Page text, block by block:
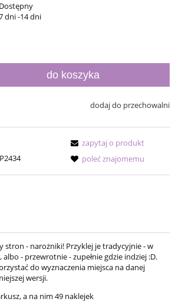
Dostępny
dni -14 dni
do koszyka
dodaj do przechowalni
zapytaj o produkt
poleć znajomemu
stron - narożniki! Przyklej je tradycyjnie - w
- przewrotnie - zupełnie gdzie indziej :D.
do wyznaczenia miejsca na danej
wersji.
a na nim 49 naklejek